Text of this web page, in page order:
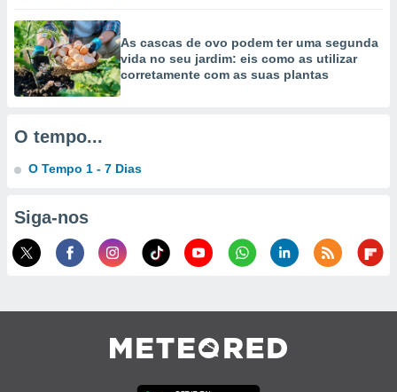
medir
da
medir o
dos
de
de dados
dados
As cascas de ovo podem ter uma segunda
vida no seu jardim: eis como as utilizar
corretamente com as suas plantas
O tempo...
O Tempo 1 - 7 Dias
Siga-nos